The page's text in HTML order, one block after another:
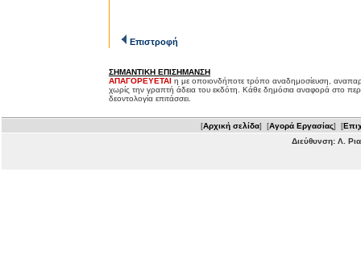
Επιστροφή
ΣΗΜΑΝΤΙΚΗ ΕΠΙΣΗΜΑΝΣΗ
ΑΠΑΓΟΡΕΥΕΤΑΙ η με οποιονδήποτε τρόπο αναδημοσίευση,
χωρίς την γραπτή άδεια του εκδότη. Κάθε δημόσια αναφορά στο
δεοντολογία επιτάσσει.
[Αρχική σελίδα] [Αγορά Εργασίας] [
Διεύθυνση: Λ.